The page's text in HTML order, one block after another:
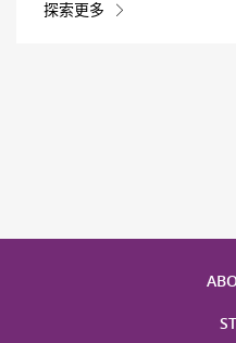
探索更多